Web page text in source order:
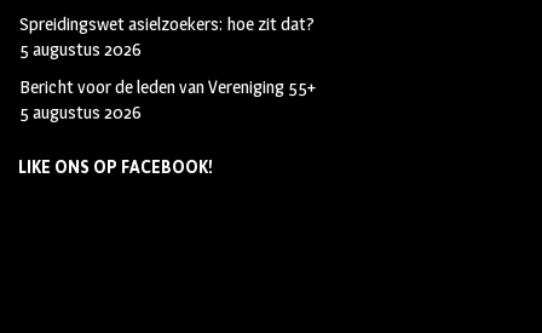
Spreidingswet asielzoekers: hoe zit dat?
5 augustus 2026
Bericht voor de leden van Vereniging 55+
5 augustus 2026
LIKE ONS OP FACEBOOK!